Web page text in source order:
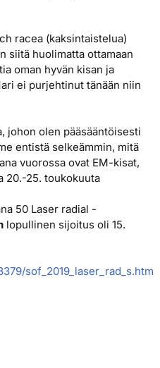
racea (kaksintaistelua)
siitä huolimatta ottamaan
oman hyvän kisan ja
ei purjehtinut tänään niin
johon olen pääsääntöisesti
entistä selkeämmin, mitä
vuorossa ovat EM-kisat,
20.-25. toukokuuta
50 Laser radial -
lopullinen sijoitus oli 15.
sof_2019_laser_rad_s.htm